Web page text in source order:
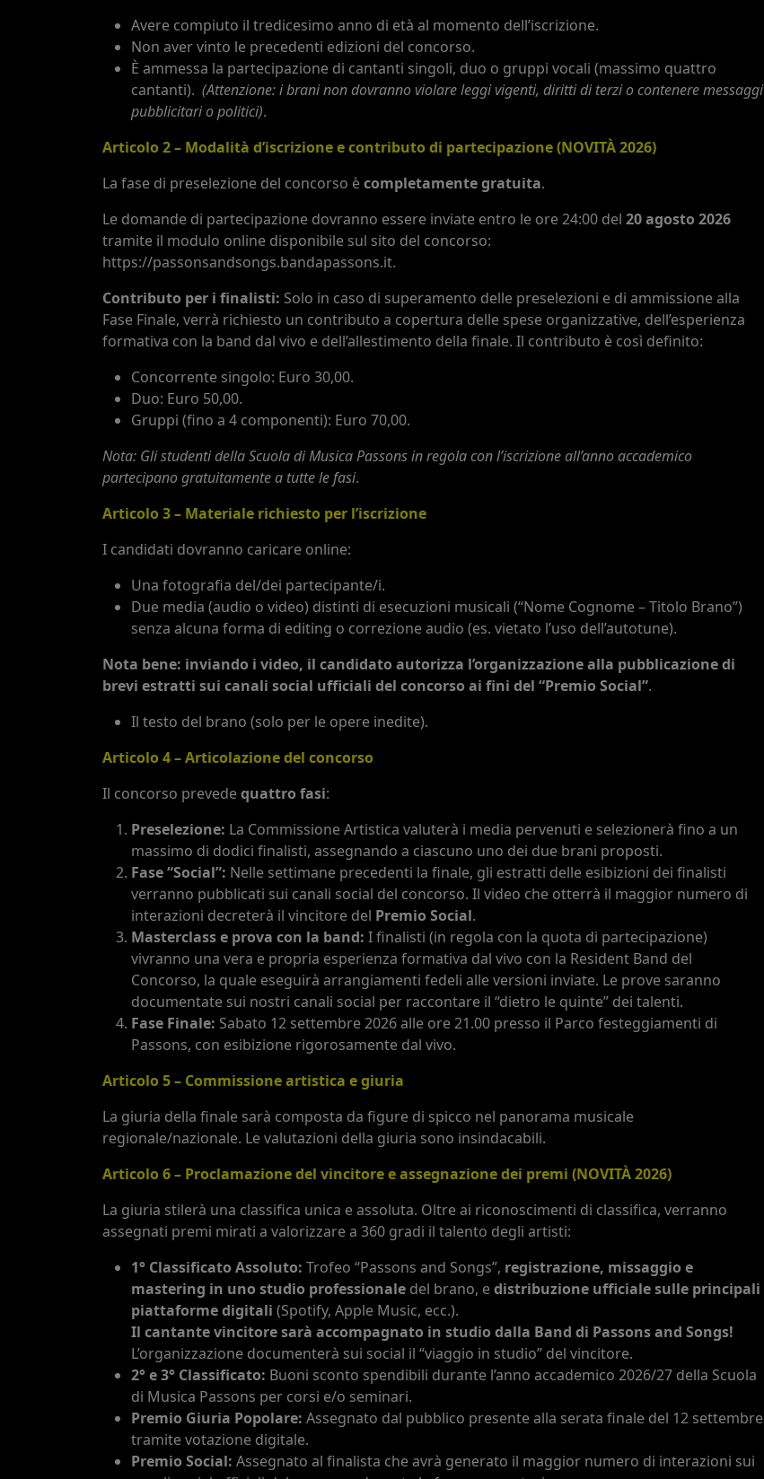
Avere compiuto il tredicesimo anno di età al momento dell’iscrizione.
Non aver vinto le precedenti edizioni del concorso.
È ammessa la partecipazione di cantanti singoli, duo o gruppi vocali (massimo quattro
cantanti). (Attenzione: i brani non dovranno violare leggi vigenti, diritti di terzi o contenere messaggi
pubblicitari o politici).
Articolo 2 – Modalità d’iscrizione e contributo di partecipazione (NOVITÀ 2026)
La fase di preselezione del concorso ècompletamente gratuita.
Le domande di partecipazione dovranno essere inviate entro le ore 24:00 del 20 agosto 2026
tramite il modulo online disponibile sul sito del concorso:
https://passonsandsongs.bandapassons.it.
Contributo per i finalisti: Solo in caso di superamento delle preselezioni e di ammissione alla
Fase Finale, verrà richiesto un contributo a copertura delle spese organizzative, dell’esperienza
formativa con la band dal vivo e dell’allestimento della finale. Il contributo è così definito:
Concorrente singolo: Euro 30,00.
Duo: Euro 50,00.
Gruppi (fino a 4 componenti): Euro 70,00.
Nota: Gli studenti della Scuola di Musica Passons in regola con l’iscrizione all’anno accademico
partecipano gratuitamente a tutte le fasi.
Articolo 3 – Materiale richiesto per l’iscrizione
I candidati dovranno caricare online:
Una fotografia del/dei partecipante/i.
Due media (audio o video) distinti di esecuzioni musicali (“Nome Cognome – Titolo Brano”)
senza alcuna forma di editing o correzione audio (es. vietato l’uso dell’autotune).
Nota bene: inviando i video, il candidato autorizza l’organizzazione alla pubblicazione di
brevi estratti sui canali social ufficiali del concorso ai fini del “Premio Social”.
Il testo del brano (solo per le opere inedite).
Articolo 4 – Articolazione del concorso
Il concorso prevedequattro fasi:
Preselezione: La Commissione Artistica valuterà i media pervenuti e selezionerà fino a un
massimo di dodici finalisti, assegnando a ciascuno uno dei due brani proposti.
Fase “Social”: Nelle settimane precedenti la finale, gli estratti delle esibizioni dei finalisti
verranno pubblicati sui canali social del concorso. Il video che otterrà il maggior numero di
interazioni decreterà il vincitore del Premio Social.
Masterclass e prova con la band: I finalisti (in regola con la quota di partecipazione)
vivranno una vera e propria esperienza formativa dal vivo con la Resident Band del
Concorso, la quale eseguirà arrangiamenti fedeli alle versioni inviate. Le prove saranno
documentate sui nostri canali social per raccontare il “dietro le quinte” dei talenti.
Fase Finale: Sabato 12 settembre 2026 alle ore 21.00 presso il Parco festeggiamenti di
Passons, con esibizione rigorosamente dal vivo.
Articolo 5 – Commissione artistica e giuria
La giuria della finale sarà composta da figure di spicco nel panorama musicale
regionale/nazionale. Le valutazioni della giuria sono insindacabili.
Articolo 6 – Proclamazione del vincitore e assegnazione dei premi (NOVITÀ 2026)
La giuria stilerà una classifica unica e assoluta. Oltre ai riconoscimenti di classifica, verranno
assegnati premi mirati a valorizzare a 360 gradi il talento degli artisti:
1° Classificato Assoluto: Trofeo “Passons and Songs”, registrazione, missaggio e
mastering in uno studio professionale del brano, edistribuzione ufficiale sulle principali
piattaforme digitali (Spotify, Apple Music, ecc.).
Il cantante vincitore sarà accompagnato in studio dalla Band di Passons and Songs!
L’organizzazione documenterà sui social il “viaggio in studio” del vincitore.
2° e 3° Classificato: Buoni sconto spendibili durante l’anno accademico 2026/27 della Scuola
di Musica Passons per corsi e/o seminari.
Premio Giuria Popolare: Assegnato dal pubblico presente alla serata finale del 12 settembre
tramite votazione digitale.
Premio Social: Assegnato al finalista che avrà generato il maggior numero di interazioni sui